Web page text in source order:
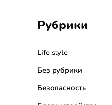
Рубрики
Life style
Без рубрики
Безопасность